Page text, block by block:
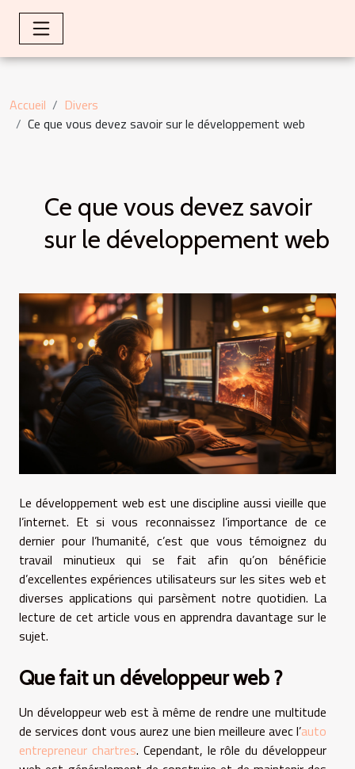
Accueil
Divers
Ce que vous devez savoir sur le développement web
Ce que vous devez savoir
sur le développement web
Le développement web est une discipline aussi vieille que
l’internet. Et si vous reconnaissez l’importance de ce
dernier pour l’humanité, c’est que vous témoignez du
travail minutieux qui se fait afin qu’on bénéficie
d’excellentes expériences utilisateurs sur les sites web et
diverses applications qui parsèment notre quotidien. La
lecture de cet article vous en apprendra davantage sur le
sujet.
Que fait un développeur web ?
Un développeur web est à même de rendre une multitude
de services dont vous aurez une bien meilleure avec l’auto
entrepreneur chartres. Cependant, le rôle du développeur